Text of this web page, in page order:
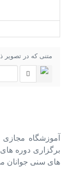
متنی که در تصویر
آموزشگاه مجازی
برگزاری دوره
های سنی جوانان